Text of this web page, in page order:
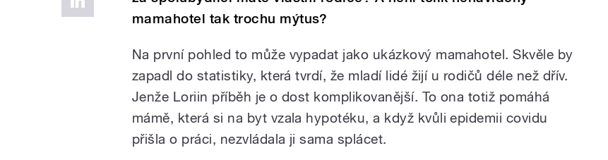
mamahotel tak trochu mýtus?
Na první pohled to může vypadat jako ukázkový mamahotel. Skvěle by
zapadl do statistiky, která tvrdí, že mladí lidé žijí u rodičů déle než dřív.
Jenže Loriin příběh je o dost komplikovanější. To ona totiž pomáhá
mámě, která si na byt vzala hypotéku, a když kvůli epidemii covidu
přišla o práci, nezvládala ji sama splácet.